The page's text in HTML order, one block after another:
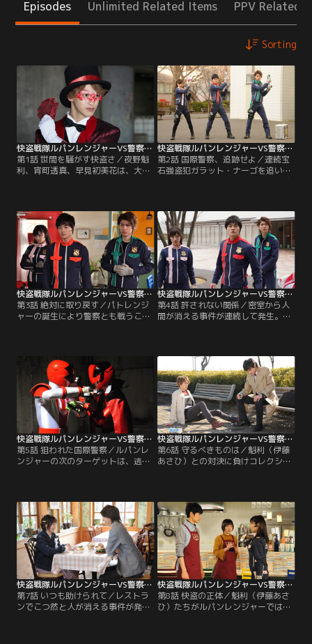
Episodes Unlimited Related Items PPV Related
Sorting
快盗戦隊ルパンレンジャーVS警察戦隊パトレンジャー 第01話
第1話 世間を騒がす快盗さ／夜野魁
利、宵町透真、早見初美花は、大快
グラーと戦う快盗戦隊ルパンレンジ
ャー。彼らの次のターゲットは、宝
石を盗んだ後、店を炎で焼き払う連
続宝石強盗犯ガラット・ナーゴが手
にするコレクションだ。
快盗戦隊ルパンレンジャーVS警察戦隊パトレンジャー 第02話
第2話 国際警察、追跡せよ／連続宝
石強盗犯ガラット・ナーゴを追いつ
めた快盗戦隊ルパンレンジャーの前
ーに変身。圭一郎がガラットを追い
つめるが、コレクション回収前に倒
されては困る魁利（伊藤あさひ）は
ガラットを逃してしまう。怒った圭
一郎は魁利を猛追跡するが…。
快盗戦隊ルパンレンジャーVS警察戦隊パトレンジャー 第03話
第3話 絶対に取り戻す／パトレンジ
ャーの誕生により警察とも戦うこと
滉星）たちがやって来る。もしやル
パンレンジャーの正体がバレた！？
そんな中、街にギャングラー怪人ナ
メーロ・バッチョが出現し、高層ビ
ルを巨大なドグラニオ像に造り替え
ていく。
快盗戦隊ルパンレンジャーVS警察戦隊パトレンジャー 第04話
第4話 許されない関係／密室から人
間が消える事件が連続して発生。ギ
でなだめる。2人は訓練生時代から
の腐れ縁なのだ。パトレンジャーは
捜査のため被害者宅を訪れるが、手
掛かりはつかめない。そんな中、つ
かさは被害者宅にあったぬいぐるみ
と同じものを…。
快盗戦隊ルパンレンジャーVS警察戦隊パトレンジャー 第05話
第5話 狙われた国際警察／ルパンレ
ンジャーの次のターゲットは、逃げ
ひ）らは、ブンドルトが国際特別警
察のヒルトップ管理官（アイクぬわ
ら）らが乗ったパトカーを襲撃し、
ケースを持ち逃げしようとするとこ
ろを目撃。ルパンレンジャーはブン
ドルトに応戦し…。
快盗戦隊ルパンレンジャーVS警察戦隊パトレンジャー 第06話
第6話 守るべきものは／魁利（伊藤
あさひ）との対決に負けコレクショ
ブンドルト・ペギーを発見。しか
し、圭一郎はブンドルトを早急に倒
すことより、戦いを引き延ばしてル
パンレンジャーをおびき出すことを
優先し、つかさ（奥山かずさ）に引
っぱたかれる。
快盗戦隊ルパンレンジャーVS警察戦隊パトレンジャー 第07話
第7話 いつも助けられて／レストラ
ンでこつ然と人が消える事件が発生
快盗戦隊ルパンレンジャーVS警察戦隊パトレンジャー 第08話
第8話 快盗の正体／魁利（伊藤あさ
ひ）たちがルパンレンジャーではな